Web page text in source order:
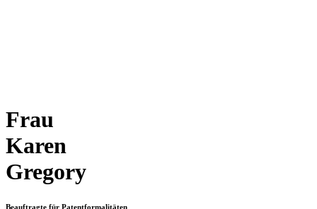
Frau
Karen
Gregory
Beauftragte für Patentformalitäten